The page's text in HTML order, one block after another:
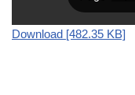
Download [482.35 KB]